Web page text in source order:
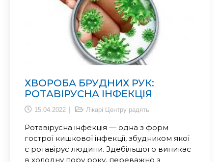
ХВОРОБА БРУДНИХ РУК:
РОТАВІРУСНА ІНФЕКЦІЯ
15.04.2022 Лікарі Центру радять
Ротавірусна інфекція — одна з форм
гострої кишкової інфекції, збудником якої
є ротавірус людини. Здебільшого виникає
в холодну пору року, переважно з